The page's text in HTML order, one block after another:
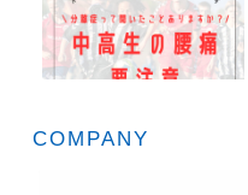
COMPANY